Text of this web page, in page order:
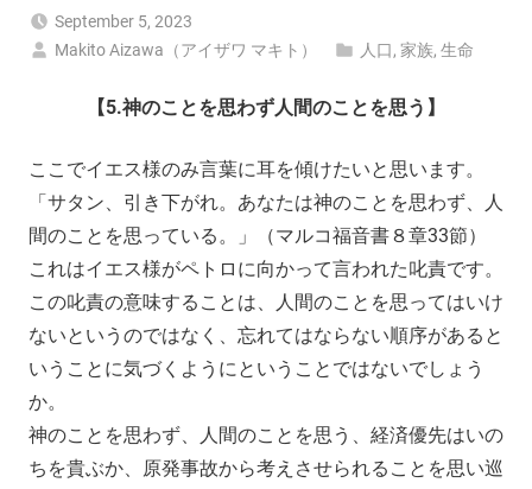
September 5, 2023
Makito Aizawa（アイザワ マキト）
人口,家族,生命
【5.神のことを思わず人間のことを思う】
ここでイエス様のみ言葉に耳を傾けたいと思います。
「サタン、引き下がれ。あなたは神のことを思わず、人
間のことを思っている。」（マルコ福音書８章33節）
これはイエス様がペトロに向かって言われた叱責です。
この叱責の意味することは、人間のことを思ってはいけ
ないというのではなく、忘れてはならない順序があると
いうことに気づくようにということではないでしょう
か。
神のことを思わず、人間のことを思う、経済優先はいの
ちを貴ぶか、原発事故から考えさせられることを思い巡